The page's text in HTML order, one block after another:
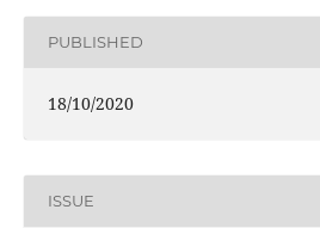
PUBLISHED
18/10/2020
ISSUE